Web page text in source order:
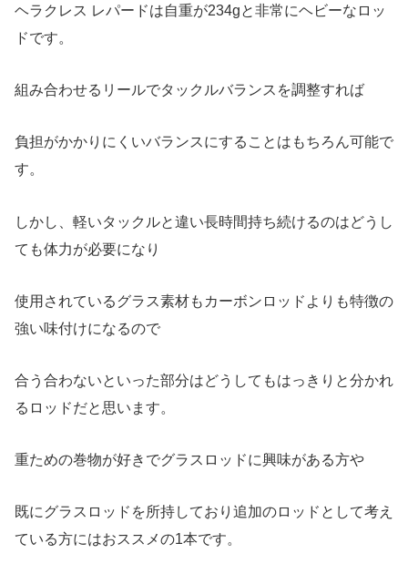
ヘラクレス レパードは自重が234gと非常にヘビーなロッ
ドです。
組み合わせるリールでタックルバランスを調整すれば
負担がかかりにくいバランスにすることはもちろん可能で
す。
しかし、軽いタックルと違い長時間持ち続けるのはどうし
ても体力が必要になり
使用されているグラス素材もカーボンロッドよりも特徴の
強い味付けになるので
合う合わないといった部分はどうしてもはっきりと分かれ
るロッドだと思います。
重ための巻物が好きでグラスロッドに興味がある方や
既にグラスロッドを所持しており追加のロッドとして考え
ている方にはおススメの1本です。